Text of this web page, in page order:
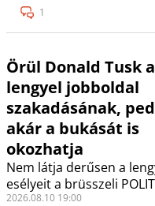
1
Örül Donald Tusk a
lengyel jobboldal
szakadásának,
akár a bukását is
okozhatja
Nem látja derűsen a
esélyeit a brüsszeli
2026.08.10 19:00